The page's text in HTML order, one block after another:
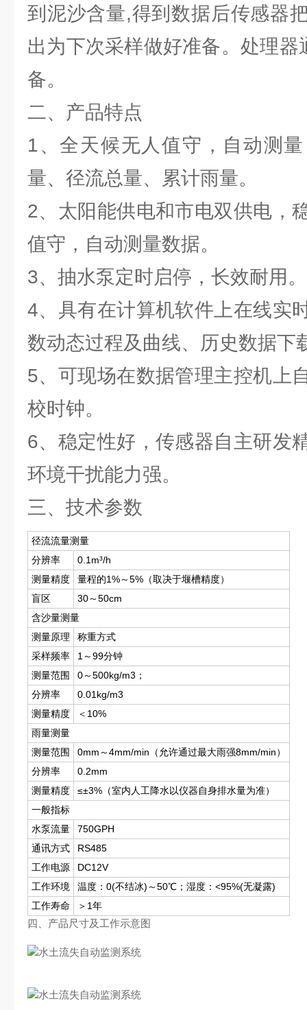
到泥沙含量,得到数据后传感器
出为下次采样做好准备。处理
备。
二、产品特点
1、全天候无人值守，自动测
量、径流总量、累计雨量。
2、太阳能供电和市电双供电，
值守，自动测量数据。
3、抽水泵定时启停，长效耐用。
4、具有在计算机软件上在线实
数动态过程及曲线、历史数据下
5、可现场在数据管理主控机上
校时钟。
6、稳定性好，传感器自主研发
环境干扰能力强。
三、技术参数
径流流量测量
分辨率
0.1m³/h
测量精度
量程的1%～5%（取决于堰槽精度）
盲区
30～50cm
含沙量测量
测量原理
称重方式
采样频率
1～99分钟
测量范围
0～500kg/m3；
分辨率
0.01kg/m3
测量精度
＜10%
雨量测量
测量范围
0mm～4mm/min（允许通过最大雨强8mm/min）
分辨率
0.2mm
测量精度
≤±3%（室内人工降水以仪器自身排水量为准）
一般指标
水泵流量
750GPH
通讯方式
RS485
工作电源
DC12V
工作环境
温度：0(不结冰)～50℃；湿度：<95%(无凝露)
工作寿命
＞1年
四、产品尺寸及工作示意图